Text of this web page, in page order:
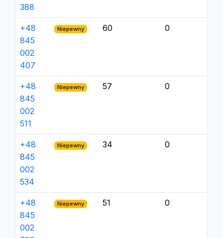
388
+48
845
002
407
Niepewny 60 0
+48
845
002
511
Niepewny 57 0
+48
845
002
534
Niepewny 34 0
+48
845
002
Niepewny 51 0